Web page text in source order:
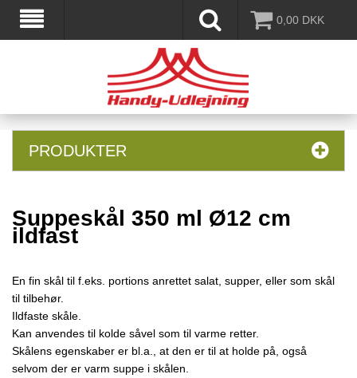
0,00 DKK
PRODUKTER
Suppeskål 350 ml Ø12 cm
ildfast
En fin skål til f.eks. portions anrettet salat, supper, eller som skål
til tilbehør.
Ildfaste skåle.
Kan anvendes til kolde såvel som til varme retter.
Skålens egenskaber er bl.a., at den er til at holde på, også
selvom der er varm suppe i skålen.